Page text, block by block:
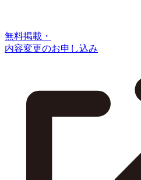
無料掲載・
内容変更のお申し込み